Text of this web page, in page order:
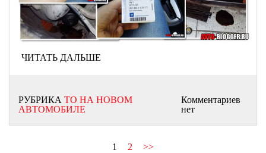
ЧИТАТЬ ДАЛЬШЕ
РУБРИКА ТО НА НОВОМ
АВТОМОБИЛЕ
Комментариев
нет
1 2 >>